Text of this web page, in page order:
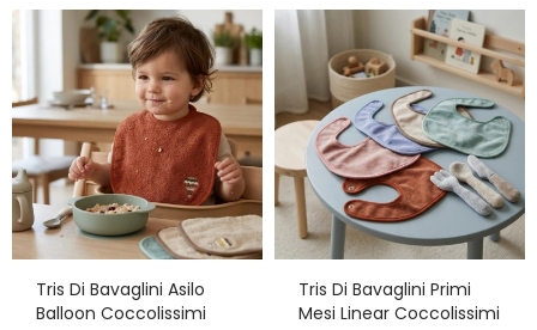
Tris Di Bavaglini Asilo
Balloon Coccolissimi
Tris Di Bavaglini Primi
Mesi Linear Coccolissimi